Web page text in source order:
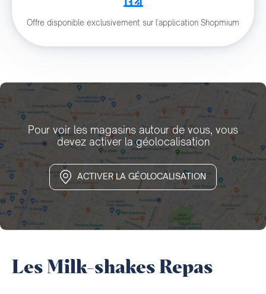
Offre disponible exclusivement sur l'application Shopmium
Pour voir les magasins autour de vous, vous
devez activer la géolocalisation
ACTIVER LA GÉOLOCALISATION
Les Milk-shakes Repas